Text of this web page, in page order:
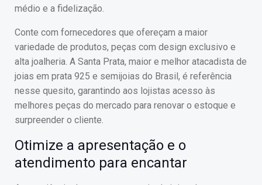
médio e a fidelização.
Conte com fornecedores que ofereçam a maior
variedade de produtos, peças com design exclusivo e
alta joalheria. A Santa Prata, maior e melhor atacadista de
joias em prata 925 e semijoias do Brasil, é referência
nesse quesito, garantindo aos lojistas acesso às
melhores peças do mercado para renovar o estoque e
surpreender o cliente.
Otimize a apresentação e o
atendimento para encantar